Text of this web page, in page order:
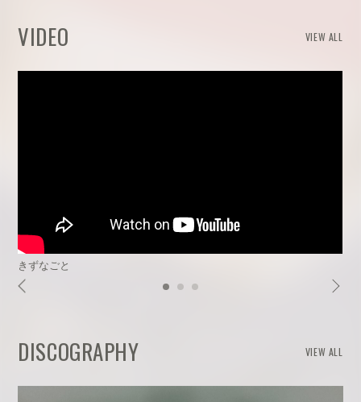
VIDEO VIEW ALL
きずなごと
DISCOGRAPHY VIEW ALL